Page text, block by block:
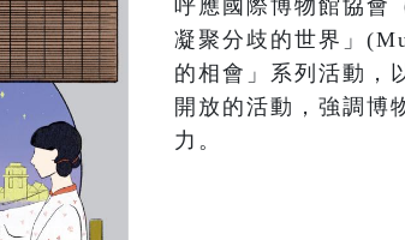
呼應國際博物館協會
凝聚分歧的世界」
的相會」系列活動，
開放的活動，強調博
力。